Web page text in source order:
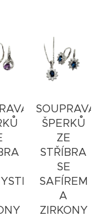
SOUPRAVA
ŠPERKŮ
ZE
STŘÍBRA
SE
SAFÍREM
A
ZIRKONY